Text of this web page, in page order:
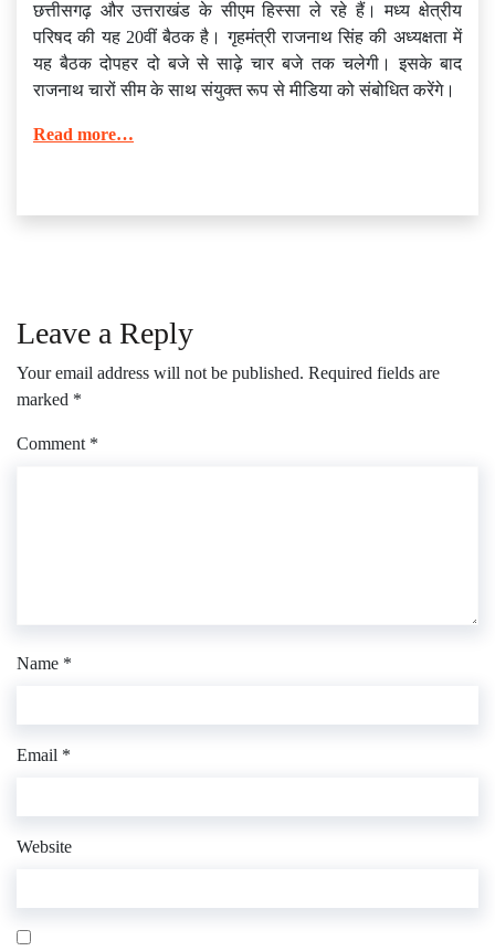
छत्तीसगढ़ और उत्तराखंड के सीएम हिस्सा ले रहे हैं। मध्य क्षेत्रीय
परिषद की यह 20वीं बैठक है। गृहमंत्री राजनाथ सिंह की अध्यक्षता में
यह बैठक दोपहर दो बजे से साढ़े चार बजे तक चलेगी। इसके बाद
राजनाथ चारों सीम के साथ संयुक्त रूप से मीडिया को संबोधित करेंगे।
Read more…
Leave a Reply
Your email address will not be published. Required fields are
marked *
Comment *
Name *
Email *
Website